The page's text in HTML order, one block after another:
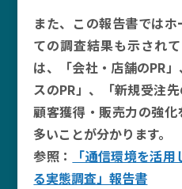
また、この報告書では
ての調査結果も示され
は、「会社・店舗のPR
スのPR」、「新規受注
顧客獲得・販売力の強
多いことが分かります。
参照：
「通信環境を活
る実態調査」報告書